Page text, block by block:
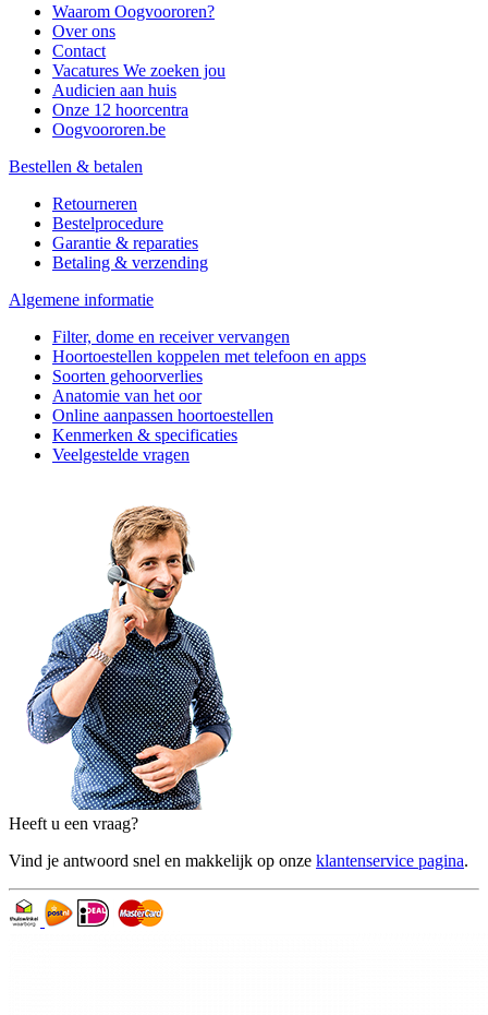
Waarom Oogvoororen?
Over ons
Contact
Vacatures We zoeken jou
Audicien aan huis
Onze 12 hoorcentra
Oogvoororen.be
Bestellen & betalen
Retourneren
Bestelprocedure
Garantie & reparaties
Betaling & verzending
Algemene informatie
Filter, dome en receiver vervangen
Hoortoestellen koppelen met telefoon en apps
Soorten gehoorverlies
Anatomie van het oor
Online aanpassen hoortoestellen
Kenmerken & specificaties
Veelgestelde vragen
Heeft u een vraag?
Vind je antwoord snel en makkelijk op onze klantenservice pagina.